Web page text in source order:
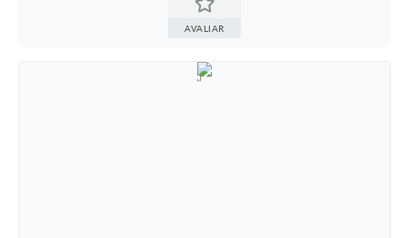
AVALIAR